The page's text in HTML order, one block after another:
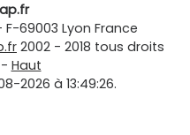
F-69003 Lyon France
2002 - 2018 tous droits
Haut
2026 à 13:49:26.